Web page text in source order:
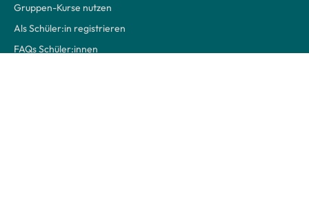
Gruppen-Kurse nutzen
Als Schüler:in registrieren
FAQs Schüler:innen